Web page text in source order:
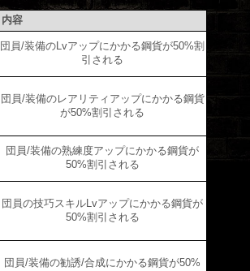
内容
団員/装備のLvアップにかかる鋼貨が50%割
引される
団員/装備のレアリティアップにかかる鋼貨
が50%割引される
団員/装備の熟練度アップにかかる鋼貨が
50%割引される
団員の技巧スキルLvアップにかかる鋼貨が
50%割引される
団員/装備の勧誘/合成にかかる鋼貨が50%